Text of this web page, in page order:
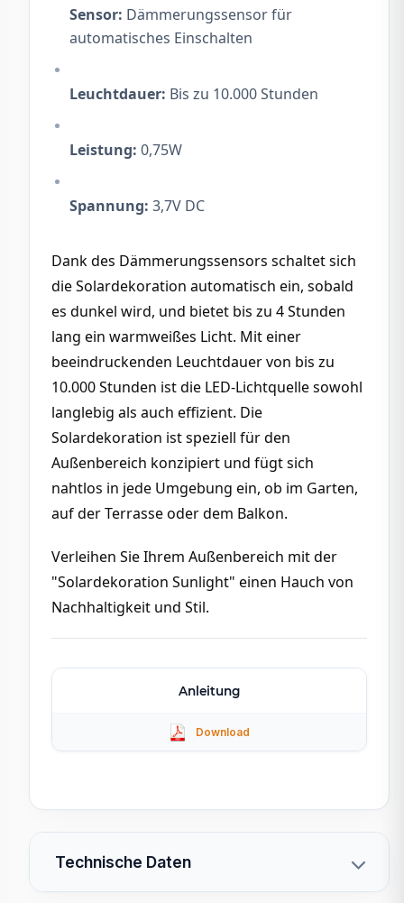
Sensor: Dämmerungssensor für
automatisches Einschalten
Leuchtdauer: Bis zu 10.000 Stunden
Leistung: 0,75W
Spannung: 3,7V DC
Dank des Dämmerungssensors schaltet sich
die Solardekoration automatisch ein, sobald
es dunkel wird, und bietet bis zu 4 Stunden
lang ein warmweißes Licht. Mit einer
beeindruckenden Leuchtdauer von bis zu
10.000 Stunden ist die LED-Lichtquelle sowohl
langlebig als auch effizient. Die
Solardekoration ist speziell für den
Außenbereich konzipiert und fügt sich
nahtlos in jede Umgebung ein, ob im Garten,
auf der Terrasse oder dem Balkon.
Verleihen Sie Ihrem Außenbereich mit der
"Solardekoration Sunlight" einen Hauch von
Nachhaltigkeit und Stil.
Anleitung
Technische Daten